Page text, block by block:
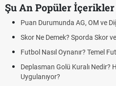
Şu An Popüler İçerikler
Puan Durumunda AG, OM ve
Skor Ne Demek? Sporda Skor
Futbol Nasıl Oynanır? Temel
Deplasman Golü Kuralı Nedir?
Uygulanıyor?